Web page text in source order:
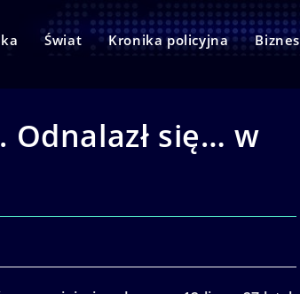
Świat Kronika policyjna Biznes
Odnalazł się… w